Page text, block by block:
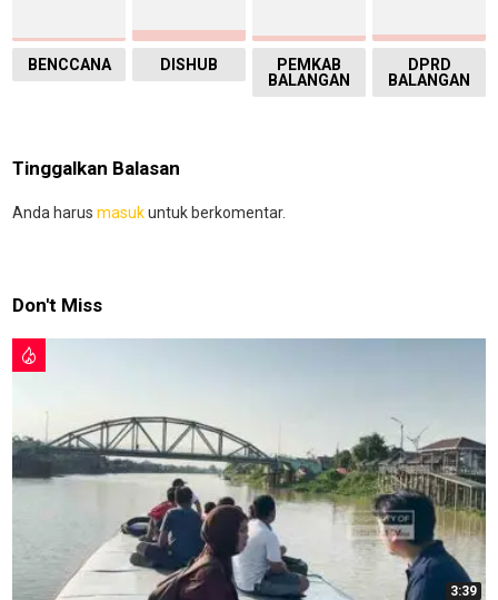
BENCCANA DISHUB
PEMKAB
BALANGAN
DPRD
BALANGAN
Tinggalkan Balasan
Anda harus masukuntuk berkomentar.
Don't Miss
3:39